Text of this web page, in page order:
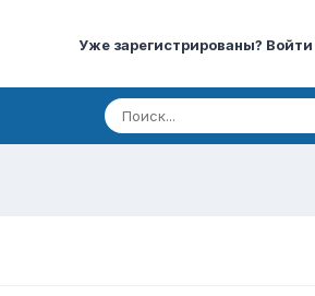
Уже зарегистрированы? Войти